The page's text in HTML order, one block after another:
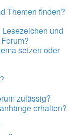
Themen finden?
und
setzen oder
zulässig?
erhalten?